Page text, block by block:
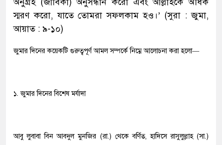
স্মরণ করো, যাতে তোমরা সফলকাম হও।’ (সুরা : জুমা,
আয়াত : ৯-১০)
জুমার দিনের কয়েকটি গুরুত্বপূর্ণ আমল সম্পর্কে নিম্নে আলোচনা করা হলো—
১. জুমার দিনের বিশেষ মর্যাদা
আবু লুবাবা বিন আবদুল মুনজির (রা.) থেকে বর্ণিত, হাদিসে রাসুলুল্লাহ (সা.)